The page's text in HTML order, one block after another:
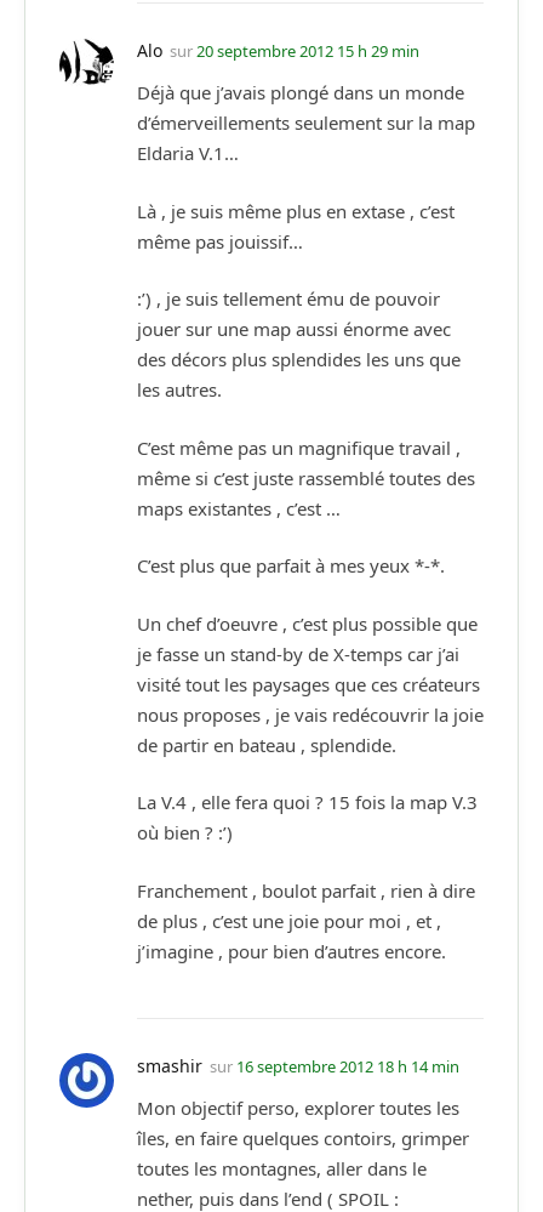
Alo sur20 septembre 2012 15 h 29 min
Déjà que j’avais plongé dans un monde
d’émerveillements seulement sur la map
Eldaria V.1…
Là , je suis même plus en extase , c’est
même pas jouissif…
:’) , je suis tellement ému de pouvoir
jouer sur une map aussi énorme avec
des décors plus splendides les uns que
les autres.
C’est même pas un magnifique travail ,
même si c’est juste rassemblé toutes des
maps existantes , c’est …
C’est plus que parfait à mes yeux *-*.
Un chef d’oeuvre , c’est plus possible que
je fasse un stand-by de X-temps car j’ai
visité tout les paysages que ces créateurs
nous proposes , je vais redécouvrir la joie
de partir en bateau , splendide.
La V.4 , elle fera quoi ? 15 fois la map V.3
où bien ? :’)
Franchement , boulot parfait , rien à dire
de plus , c’est une joie pour moi , et ,
j’imagine , pour bien d’autres encore.
smashir sur 16 septembre 2012 18 h 14 min
Mon objectif perso, explorer toutes les
îles, en faire quelques contoirs, grimper
toutes les montagnes, aller dans le
nether, puis dans l’end ( SPOIL :